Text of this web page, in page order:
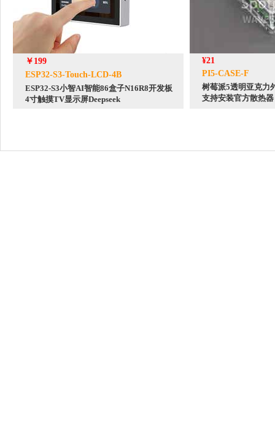
￥199
ESP32-S3-Touch-LCD-4B
ESP32-S3小智AI智能86盒子N16R8开发板
4寸触摸TV显示屏Deepseek
¥21
PI5-CASE-F
树莓派5透明亚克力
支持安装官方散热器